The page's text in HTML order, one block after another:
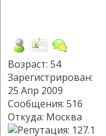
Возраст: 54
Зарегистрирован:
25 Апр 2009
Сообщения: 516
Откуда: Москва